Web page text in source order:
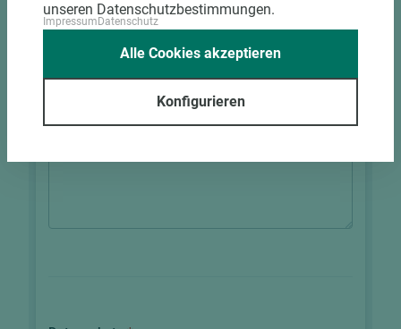
unseren Datenschutzbestimmungen.
Impressum Datenschutz
Konfigurieren
Alle Cookies akzeptieren